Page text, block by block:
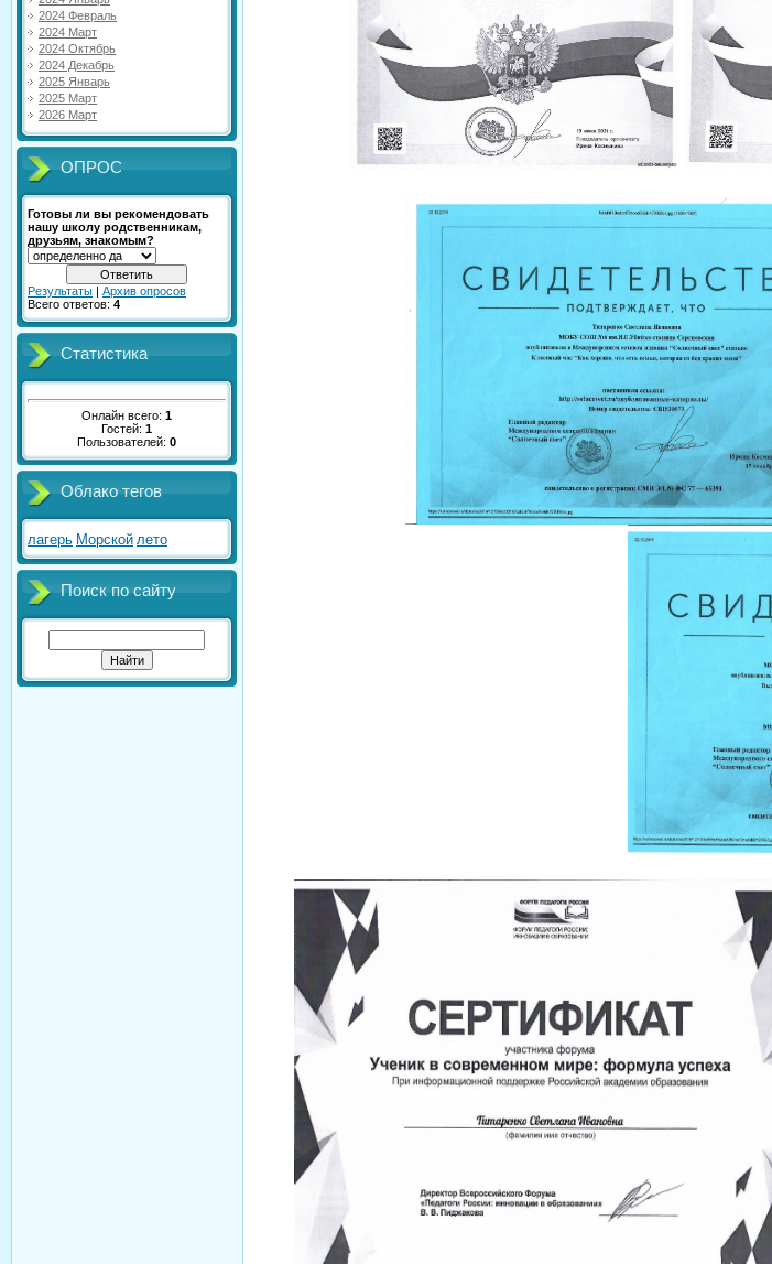
2024 Февраль
2024 Март
2024 Октябрь
2024 Декабрь
2025 Январь
2025 Март
2026 Март
ОПРОС
Готовы ли вы рекомендовать
нашу школу родственникам,
друзьям, знакомым?
Результаты | Архив опросов
Всего ответов: 4
Статистика
Онлайн всего: 1
Гостей: 1
Пользователей: 0
Облако тегов
лагерь Морской лето
Поиск по сайту